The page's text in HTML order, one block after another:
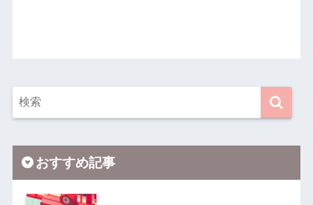
おすすめ記事